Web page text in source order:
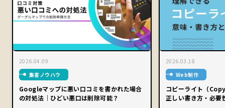
2026.04.09
集客ノウハウ
Googleマップに悪い口コミを書かれた場合
の対処法｜ひどい悪口は削除可能？
2026.03.18
Web制作
コピーライト（
正しい書き方・必要